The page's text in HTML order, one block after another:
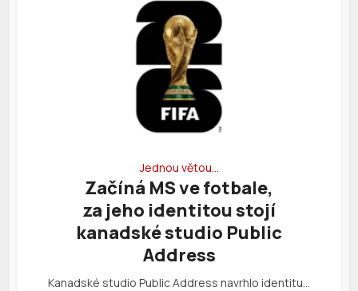
Jednou větou…
Začíná MS ve fotbale,
za jeho identitou stojí
kanadské studio Public
Address
Kanadské studio Public Address navrhlo identitu…